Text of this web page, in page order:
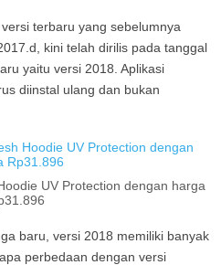
terbaru yang sebelumnya
kini telah dirilis pada tanggal
yaitu versi 2018. Aplikasi
diinstal ulang dan bukan
UV Protection dengan harga
baru, versi 2018 memiliki banyak
perbedaan dengan versi